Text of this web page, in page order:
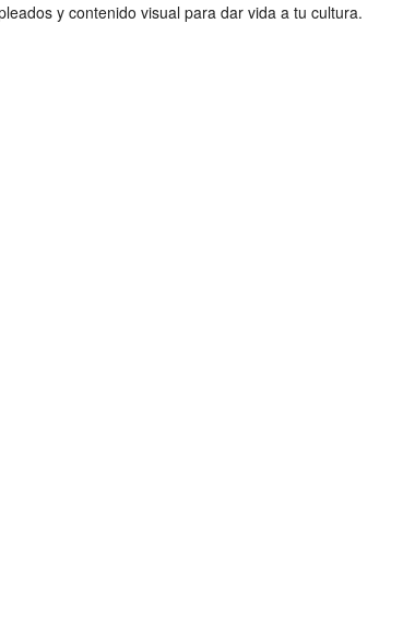
y contenido visual para dar vida a tu cultura.